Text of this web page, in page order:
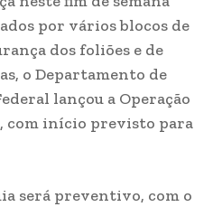
por vários blocos de
dos foliões e de
o Departamento de
lançou a Operação
com início previsto para
será preventivo, com o